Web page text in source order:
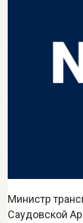
Министр
Саудовской